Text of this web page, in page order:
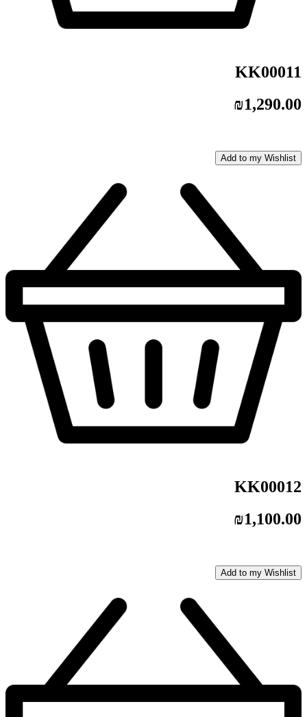
KK00011
₪1,290.00
Add to my Wishlist
KK00012
₪1,100.00
Add to my Wishlist